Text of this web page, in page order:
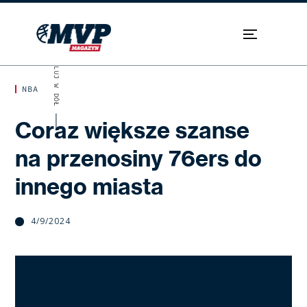
NBA
Coraz większe szanse
na przenosiny 76ers do
innego miasta
4/9/2024
SKROLUJ W DÓŁ